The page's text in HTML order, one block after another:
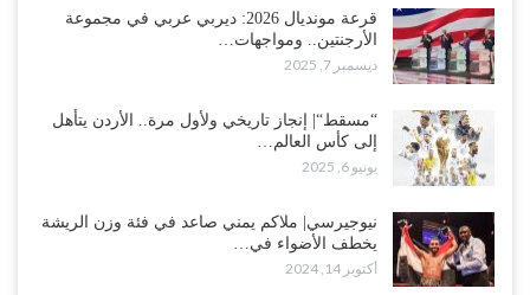
قرعة مونديال 2026: ديربي عربي في مجموعة
الأرجنتين.. ومواجهات…
ديسمبر 7, 2025
“مسقط“| إنجاز تاريخي ولأول مرة.. الأردن يتأهل
إلى كأس العالم…
يونيو 6, 2025
نيوجيرسي| ملاكم يمني صاعد في فئة وزن الريشة
يخطف الأضواء في…
أكتوبر 14, 2024